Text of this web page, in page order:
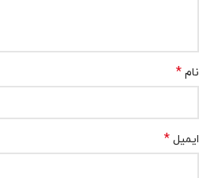
نام *
ایمیل *